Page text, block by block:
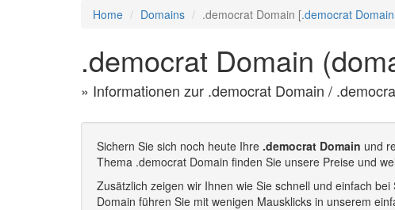
Home Domains .democrat Domain [.democrat
.democrat Domain
» Informationen zur .democrat Domain /
Sichern Sie sich noch heute Ihre .democrat Domain und
Thema .democrat Domain finden Sie unsere Preise und
Zusätzlich zeigen wir Ihnen wie Sie schnell und einfach
Domain führen Sie mit wenigen Mausklicks in unserem